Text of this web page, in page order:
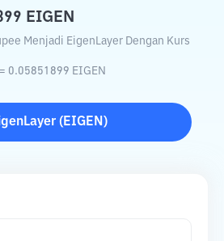
EIGEN
Menjadi EigenLayer Dengan Kurs
= 0.05851899 EIGEN
( EIGEN )